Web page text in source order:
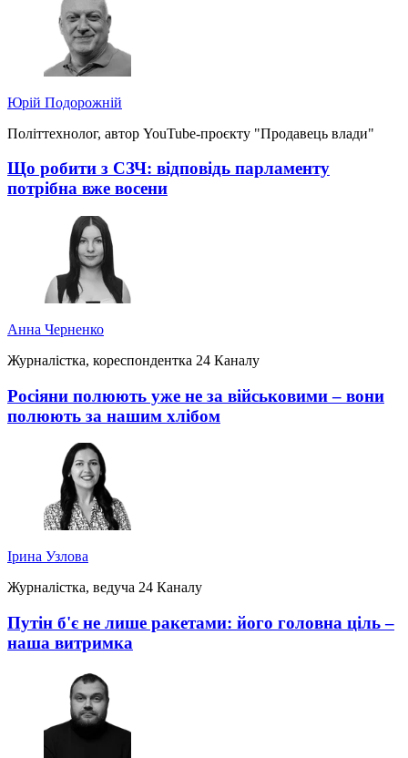
Юрій Подорожній
Політтехнолог, автор YouTube-проєкту "Продавець влади"
Що робити з СЗЧ: відповідь парламенту
потрібна вже восени
Анна Черненко
Журналістка, кореспондентка 24 Каналу
Росіяни полюють уже не за військовими – вони
полюють за нашим хлібом
Ірина Узлова
Журналістка, ведуча 24 Каналу
Путін б'є не лише ракетами: його головна ціль –
наша витримка